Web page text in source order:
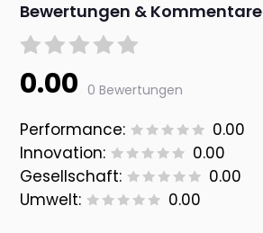
Bewertungen & Kommentare
0.00 0 Bewertungen
Performance:
0.00
Innovation:
0.00
Gesellschaft:
0.00
Umwelt:
0.00